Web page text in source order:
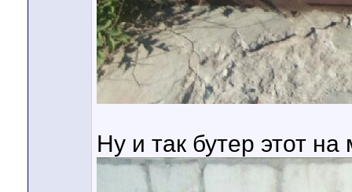
Ну и так бутер этот